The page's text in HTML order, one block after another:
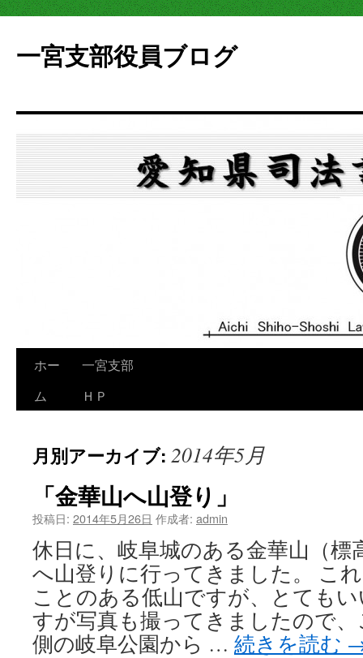
一宮支部役員ブログ
コ
へ
ス
キ
プ
ホー
ム
一宮支部
ＨＰ
月別アーカイブ: 2014年5月
「金華山へ山登り」
投稿日: 2014年5月26日 作成者: admin
休日に、岐阜城のある金華山（標
へ山登りに行ってきました。 こ
ことのある低山ですが、とても
すが写真も撮ってきましたので
側の岐阜公園から … 続きを読む